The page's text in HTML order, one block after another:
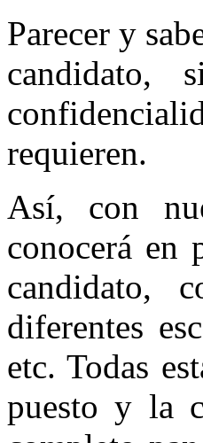
Parecer y
candidato,
requieren.
Así, con
conocerá en
candidato,
diferentes
etc. Todas
puesto y la